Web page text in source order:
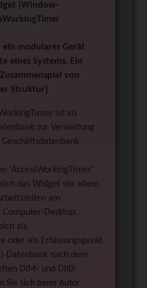
(Window-
ein modulares Gerät
eines Systems. Ein
von
Struktur]
ist als
zur Verwaltung
'AccessWorkingTimer'
das Widget vor allem
am
Computer-Desktop.
als
Datenbank nach dem
DIM- und DIID-
Sie sich beim Autor